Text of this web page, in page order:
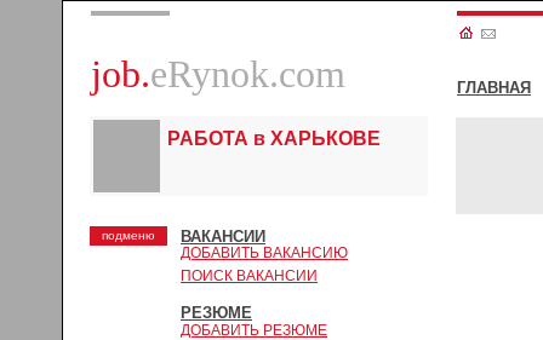
job.eRynok.com ГЛАВНАЯ
РАБОТА в ХАРЬКОВЕ
подменю ВАКАНСИИ
ДОБАВИТЬ ВАКАНСИЮ
ПОИСК ВАКАНСИИ
РЕЗЮМЕ
ДОБАВИТЬ РЕЗЮМЕ